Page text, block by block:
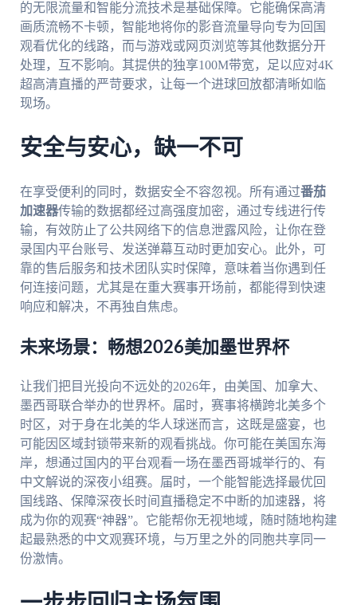
的无限流量和智能分流技术是基础保障。它能确保高清
画质流畅不卡顿，智能地将你的影音流量导向专为回国
观看优化的线路，而与游戏或网页浏览等其他数据分开
处理，互不影响。其提供的独享100M带宽，足以应对4K
超高清直播的严苛要求，让每一个进球回放都清晰如临
现场。
安全与安心，缺一不可
在享受便利的同时，数据安全不容忽视。所有通过番茄
加速器传输的数据都经过高强度加密，通过专线进行传
输，有效防止了公共网络下的信息泄露风险，让你在登
录国内平台账号、发送弹幕互动时更加安心。此外，可
靠的售后服务和技术团队实时保障，意味着当你遇到任
何连接问题，尤其是在重大赛事开场前，都能得到快速
响应和解决，不再独自焦虑。
未来场景：畅想2026美加墨世界杯
让我们把目光投向不远处的2026年，由美国、加拿大、
墨西哥联合举办的世界杯。届时，赛事将横跨北美多个
时区，对于身在北美的华人球迷而言，这既是盛宴，也
可能因区域封锁带来新的观看挑战。你可能在美国东海
岸，想通过国内的平台观看一场在墨西哥城举行的、有
中文解说的深夜小组赛。届时，一个能智能选择最优回
国线路、保障深夜长时间直播稳定不中断的加速器，将
成为你的观赛“神器”。它能帮你无视地域，随时随地构建
起最熟悉的中文观赛环境，与万里之外的同胞共享同一
份激情。